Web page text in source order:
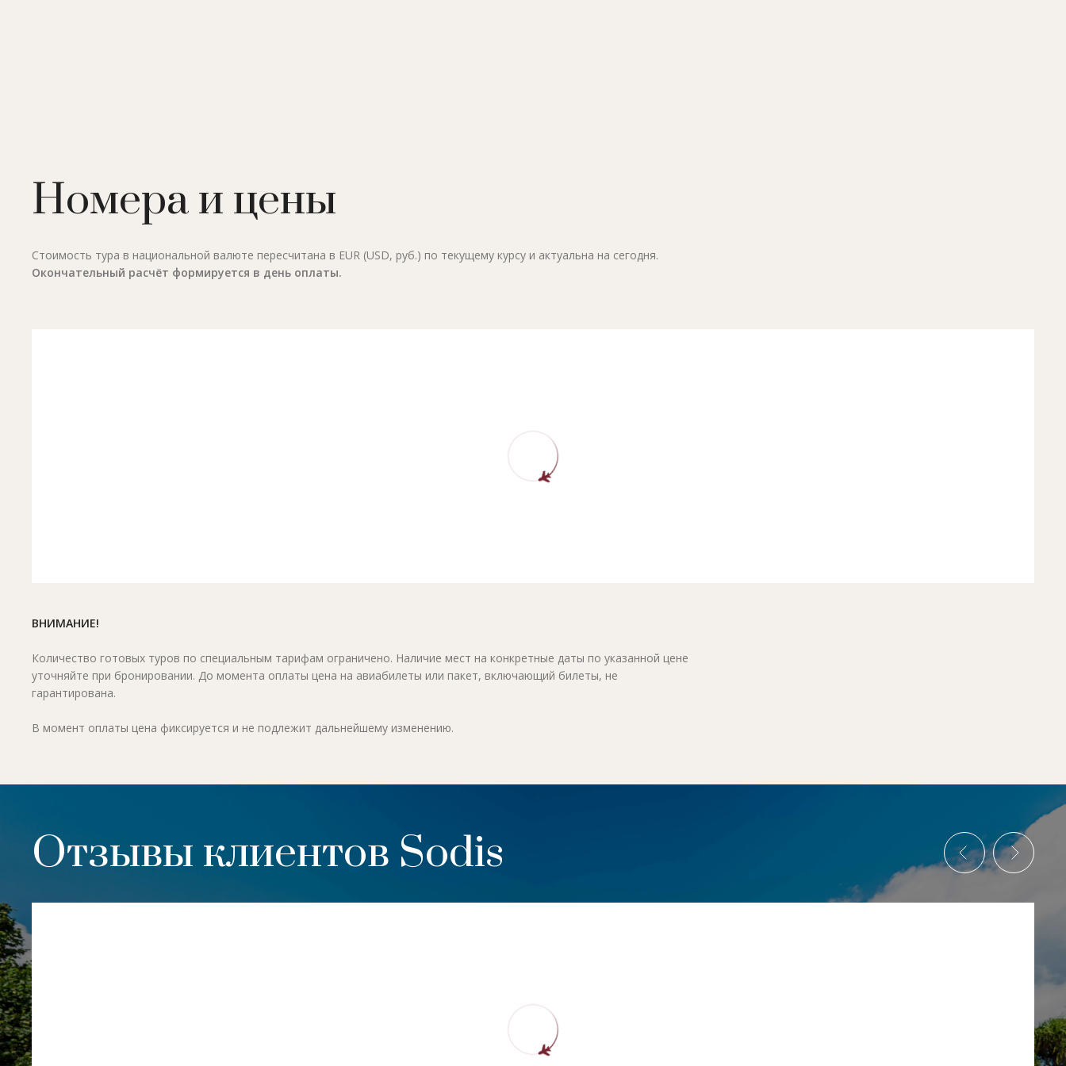
Номера и цены
Стоимость тура в национальной валюте пересчитана в EUR (USD, руб.) по текущему курсу и актуальна на сегодня.
Окончательный расчёт формируется в день оплаты.
ВНИМАНИЕ!
Количество готовых туров по специальным тарифам ограничено. Наличие мест на конкретные даты по указанной цене
уточняйте при бронировании. До момента оплаты цена на авиабилеты или пакет, включающий билеты, не
гарантирована.
В момент оплаты цена фиксируется и не подлежит дальнейшему изменению.
Отзывы клиентов Sodis